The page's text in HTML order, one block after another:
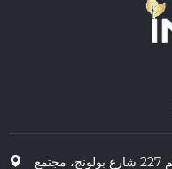
502، مبنى A، حديقة جيتيلونغ الصناعية، رقم 227 شارع بولونج، مجتمع